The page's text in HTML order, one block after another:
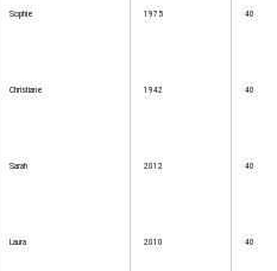
Sophie 1975 40
Christiane 1942 40
Sarah 2012 40
Laura 2010 40